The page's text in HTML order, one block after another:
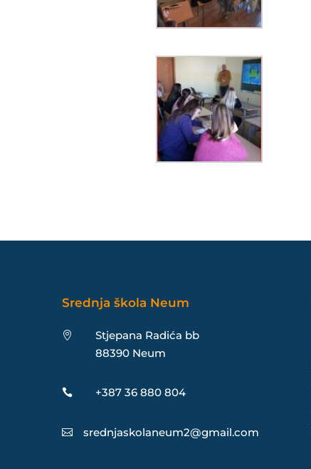
Srednja škola Neum

Stjepana Radića bb
88390 Neum
 +387 36 880 804
 srednjaskolaneum2@gmail.com